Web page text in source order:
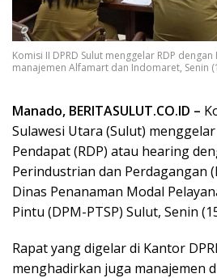
Komisi II DPRD Sulut menggelar RDP
manajemen Alfamart dan Indomaret, Senin
Manado, BERITASULUT.CO.ID –
Sulawesi Utara (Sulut)
Pendapat (RDP) atau hearing
Perindustrian dan Perdagangan
Dinas Penanaman Modal
Pintu (DPM-PTSP) Sulut, Senin
Rapat yang digelar di Kantor
menghadirkan juga manajemen